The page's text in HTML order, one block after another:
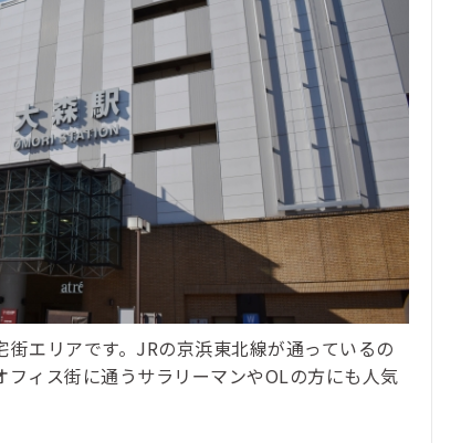
エリアです。JRの京浜東北線が通っているの
ィス街に通うサラリーマンやOLの方にも人気